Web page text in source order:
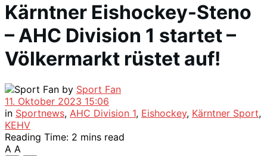
Kärntner Eishockey-Steno
– AHC Division 1 startet –
Völkermarkt rüstet auf!
by Sport Fan
11. Oktober 2023 15:06
in Sportnews, AHC Division 1, Eishockey, Kärntner Sport,
KEHV
Reading Time: 2 mins read
A A